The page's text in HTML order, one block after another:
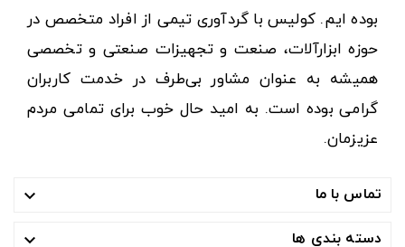
بوده ایم. کولیس با گردآوری تیمی از افراد متخصص در
حوزه ابزارآلات، صنعت و تجهیزات صنعتی و تخصصی
همیشه به عنوان مشاور بی‌طرف در خدمت کاربران
گرامی بوده است. به امید حال خوب برای تمامی مردم
عزیزمان.
تماس با ما 
دسته بندی ها 